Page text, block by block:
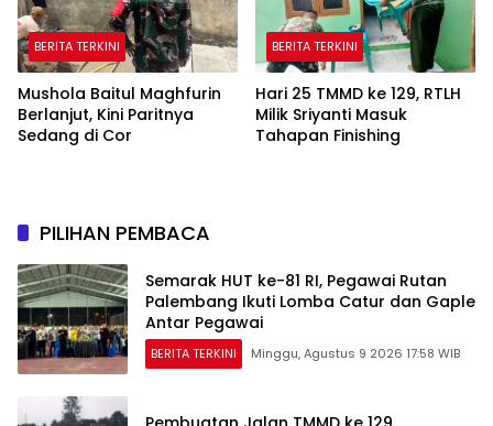
BERITA TERKINI
Mushola Baitul Maghfurin
Berlanjut, Kini Paritnya
Sedang di Cor
BERITA TERKINI
Hari 25 TMMD ke 129, RTLH
Milik Sriyanti Masuk
Tahapan Finishing
PILIHAN PEMBACA
Semarak HUT ke-81 RI, Pegawai Rutan
Palembang Ikuti Lomba Catur dan Gaple
Antar Pegawai
BERITA TERKINI Minggu, Agustus 9 2026 17:58 WIB